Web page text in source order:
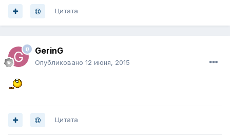
Цитата
GerinG
Опубликовано 12 июня, 2015
Цитата